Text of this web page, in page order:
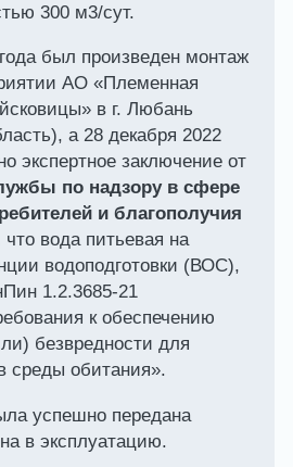
300 м3/сут.
был произведен монтаж
АО «Племенная
в г. Любань
а 28 декабря 2022
экспертное заключение от
по надзору в сфере
и благополучия
вода питьевая на
водоподготовки (ВОС),
1.2.3685-21
к обеспечению
безвредности для
среды обитания».
успешно передана
в эксплуатацию.